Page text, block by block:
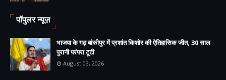
पॉपुलर न्यूज़
भाजपा के गढ़ बांकीपुर में प्रशांत किशोर की ऐतिहासिक जीत, 30 साल
पुरानी परंपरा टूटी
August 03, 2026